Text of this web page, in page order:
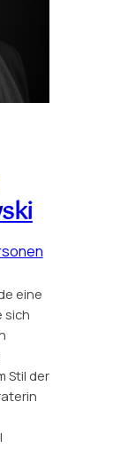
eine
sich
Stil der